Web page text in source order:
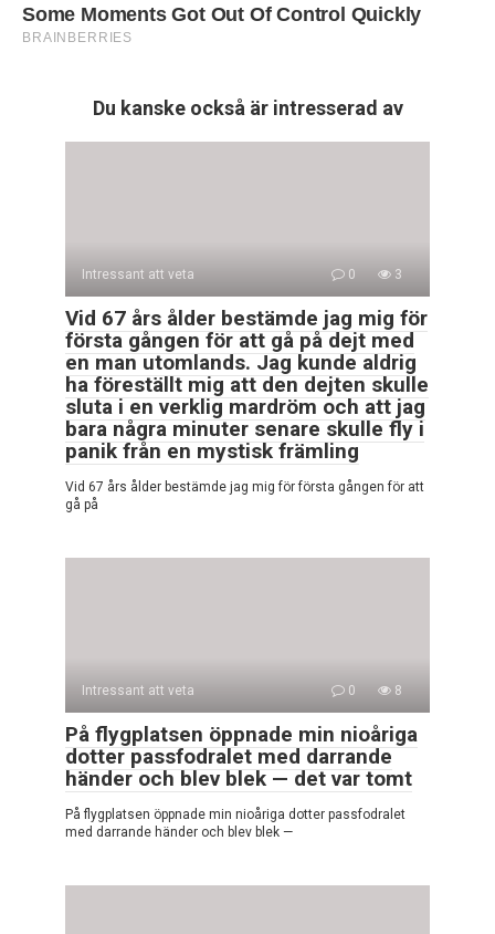
Du kanske också är intresserad av
Intressant att veta 0 3
Vid 67 års ålder bestämde jag mig för
första gången för att gå på dejt med
en man utomlands. Jag kunde aldrig
ha föreställt mig att den dejten skulle
sluta i en verklig mardröm och att jag
bara några minuter senare skulle fly i
panik från en mystisk främling
Vid 67 års ålder bestämde jag mig för första gången för att
gå på
Intressant att veta 0 8
På flygplatsen öppnade min nioåriga
dotter passfodralet med darrande
händer och blev blek — det var tomt
På flygplatsen öppnade min nioåriga dotter passfodralet
med darrande händer och blev blek —